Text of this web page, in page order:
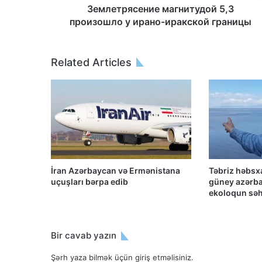
Землетрясение магнитудой 5,3
произошло у ирано-иракской границы
Related Articles
İran Azərbaycan və Ermənistana
uçuşları bərpa edib
Təbriz
güney
ekoloqun
Bir cavab yazın
Şərh yaza bilmək üçün giriş etməlisiniz.